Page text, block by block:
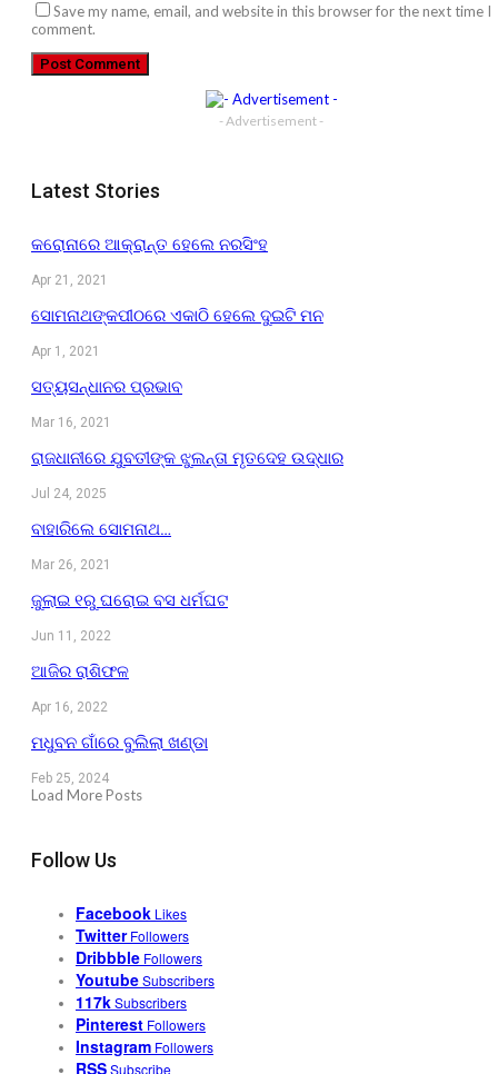
Save my name, email, and website in this browser for the next time I
comment.
- Advertisement -
Latest Stories
କରୋନାରେ ଆକ୍ରାନ୍ତ ହେଲେ ନରସିଂହ
Apr 21, 2021
ସୋମନାଥଙ୍କପୀଠରେ ଏକାଠି ହେଲେ ଦୁଇଟି ମନ
Apr 1, 2021
ସତ୍ୟସନ୍ଧାନର ପ୍ରଭାବ
Mar 16, 2021
ରାଜଧାନୀରେ ଯୁବତୀଙ୍କ ଝୁଲନ୍ତା ମୃତଦେହ ଉଦ୍ଧାର
Jul 24, 2025
ବାହାରିଲେ ସୋମନାଥ…
Mar 26, 2021
ଜୁଲାଇ ୧ରୁ ଘରୋଇ ବସ ଧର୍ମଘଟ
Jun 11, 2022
ଆଜିର ରାଶିଫଳ
Apr 16, 2022
ମଧୁବନ ଗାଁରେ ବୁଲିଲା ଖଣ୍ଡା
Feb 25, 2024
Load More Posts
Follow Us
Facebook Likes
Twitter Followers
Dribbble Followers
YoutubeSubscribers
117kSubscribers
Pinterest Followers
Instagram Followers
RSSSubscribe